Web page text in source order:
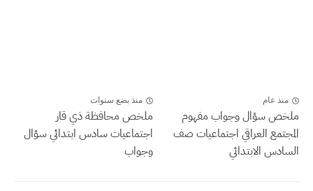
منذ عام
ملخص سؤال وجواب مفهوم
المجتمع العراقي اجتماعيات صف
السادس الابتدائي
منذ بضع سنوات
ملخص محافظة ذي قار
اجتماعيات سادس ابتدائي سؤال
وجواب